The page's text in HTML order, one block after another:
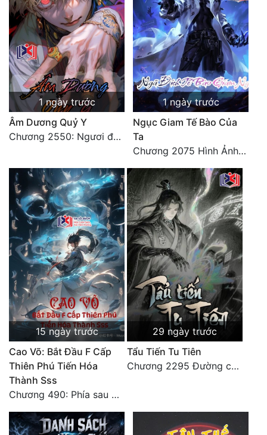
1 ngày trước
Âm Dương Quỷ Y
Chương 2550: Ngươi đoán xem
1 ngày trước
Ngục Giam Tế Bào Của
Ta
Chương 2075 Hình Ảnh Màu Xám
15 ngày trước
Cao Võ: Bắt Đầu F Cấp
Thiên Phú Tiến Hóa
Thành Sss
Chương 490: Phía sau màn hắc thủ!
29 ngày trước
Tẩu Tiến Tu Tiên
Chương 2295 Đường còn rất dài đâu 【 đại kết cục 】